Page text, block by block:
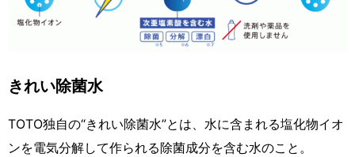
きれい除菌水
TOTO独自の“きれい除菌水”とは、水に含まれる塩化物イオ
ンを電気分解して作られる除菌成分を含む水のこと。